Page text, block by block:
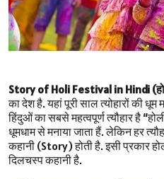
Story of Holi Festival in Hindi
का देश है. यहां पूरी साल त्योहारों की धूम
हिंदुओं का सबसे महत्वपूर्ण त्यौहार है
धूमधाम से मनाया जाता हैं. लेकिन हर
कहानी (Story) होती है. इसी प्रकार
दिलचस्प कहानी है.